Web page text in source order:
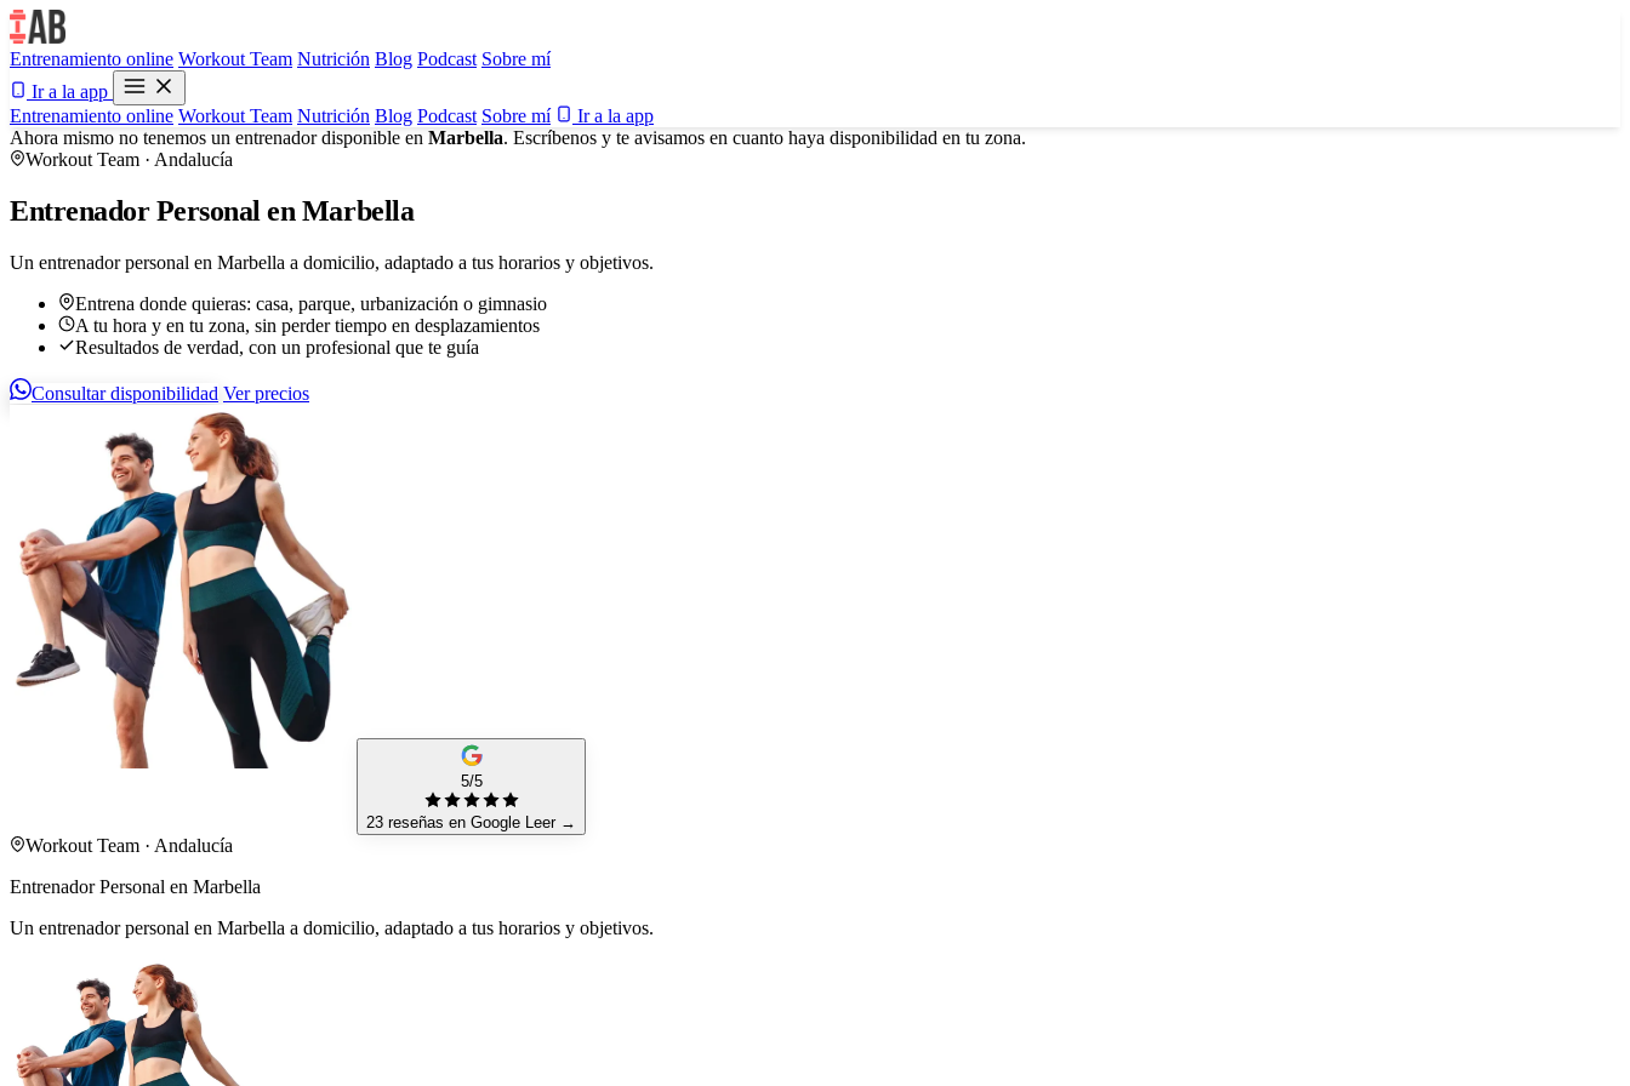
Entrenamiento online Workout Team Nutrición Blog Podcast Sobre mí
Ir a la app
Entrenamiento online Workout Team Nutrición Blog Podcast Sobre mí
Ir a la app
Ahora mismo no tenemos un entrenador disponible en Marbella. Escríbenos y te avisamos en cuanto haya disponibilidad en tu zona.
Workout Team · Andalucía
Entrenador Personal en Marbella
Un entrenador personal en Marbella a domicilio, adaptado a tus horarios y objetivos.
Entrena donde quieras: casa, parque, urbanización o gimnasio
A tu hora y en tu zona, sin perder tiempo en desplazamientos
Resultados de verdad, con un profesional que te guía
Consultar disponibilidad Ver precios
5/5
23 reseñas en Google Leer →
Workout Team · Andalucía
Entrenador Personal en Marbella
Un entrenador personal en Marbella a domicilio, adaptado a tus horarios y objetivos.